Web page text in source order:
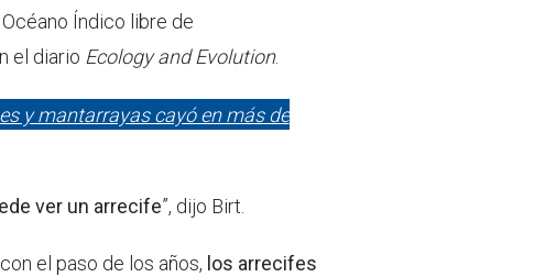
Índico libre de
el diario Ecology and Evolution.
y mantarrayas cayó en más de
ver un arrecife”, dijo Birt.
el paso de los años, los arrecifes